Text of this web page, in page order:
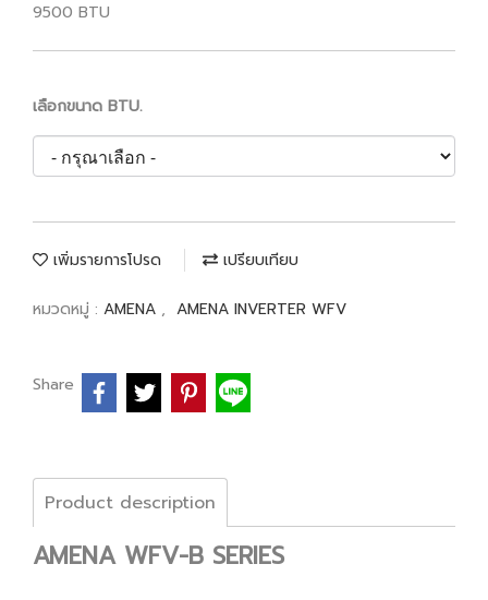
9500 BTU
เลือกขนาด BTU.
เพิ่มรายการโปรด เปรียบเทียบ
หมวดหมู่ : AMENA , AMENA INVERTER WFV
Share
Product description
AMENA WFV-B SERIES